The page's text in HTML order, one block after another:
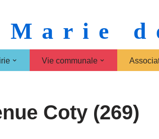
Vie communale
Coty (269)